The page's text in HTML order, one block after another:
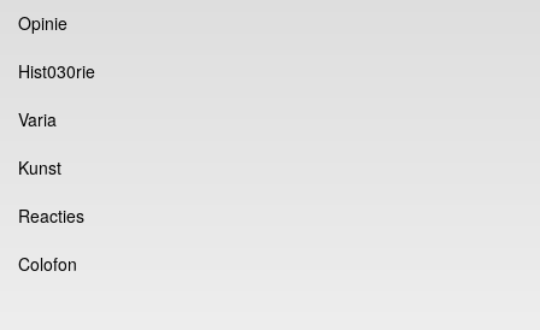
Opinie
Hist030rie
Varia
Kunst
Reacties
Colofon